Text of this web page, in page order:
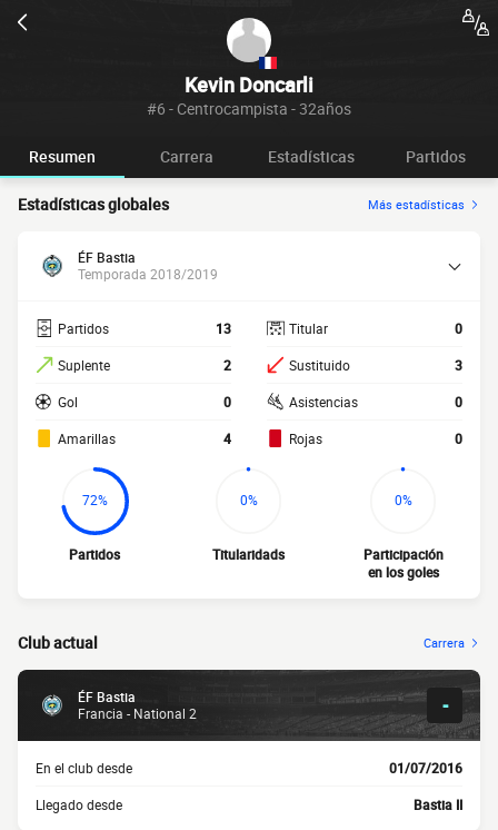
Kevin Doncarli
#6 - Centrocampista - 32años
Resumen Carrera Estadísticas Partidos
Estadísticas globales Más estadísticas
ÉF Bastia
Temporada 2018/2019
Partidos 13
Suplente 2
Gol 0
Amarillas 4
Titular 0
Sustituido 3
Asistencias 0
Rojas 0
72%
Partidos
0%
Titularidads
0%
Participación
en los goles
Club actual Carrera
ÉF Bastia
Francia - National 2
-
En el club desde 01/07/2016
Llegado desde Bastia II